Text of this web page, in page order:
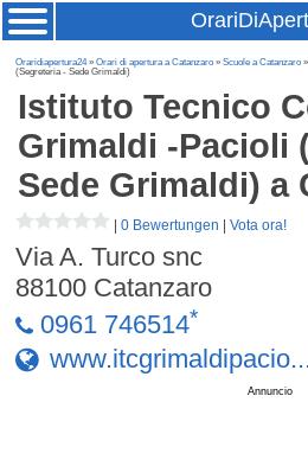
Oraridiapertura24»Orari di apertura a Catanzaro »Scuole a Catanzaro
(Segreteria - Sede Grimaldi)
Istituto Tecnico
Grimaldi -Pacioli
Sede Grimaldi) a
|0 Bewertungen |Vota ora!
Via A. Turco snc
88100 Catanzaro
0961 746514*
Annuncio